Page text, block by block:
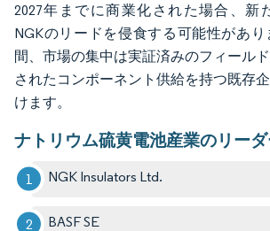
2027年までに商業化された場合、新
NGKのリードを侵食する可能性があ
間、市場の集中は実証済みのフィール
されたコンポーネント供給を持つ既存
けます。
ナトリウム硫黄電池産業のリー
NGK Insulators Ltd.
BASF SE